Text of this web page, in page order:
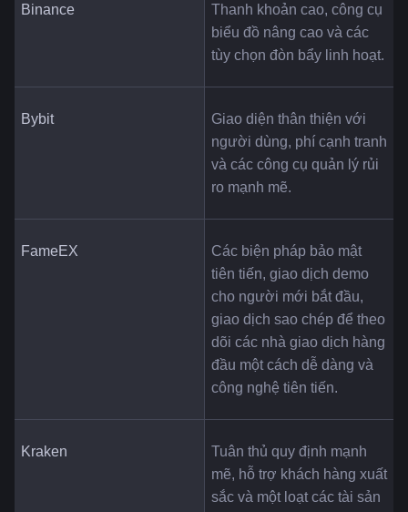
Binance
Thanh khoản cao, công cụ
biểu đồ nâng cao và các
tùy chọn đòn bẩy linh hoạt.
Bybit
Giao diện thân thiện với
người dùng, phí cạnh tranh
và các công cụ quản lý rủi
ro mạnh mẽ.
FameEX
Các biện pháp bảo mật
tiên tiến, giao dịch demo
cho người mới bắt đầu,
giao dịch sao chép để theo
dõi các nhà giao dịch hàng
đầu một cách dễ dàng và
công nghệ tiên tiến.
Kraken
Tuân thủ quy định mạnh
mẽ, hỗ trợ khách hàng xuất
sắc và một loạt các tài sản